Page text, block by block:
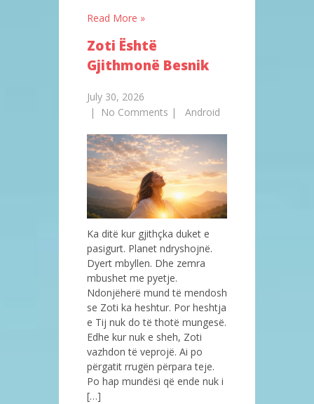
Read More »
Zoti Është
Gjithmonë Besnik
July 30, 2026
|
No Comments | Android
Ka ditë kur gjithçka duket e
pasigurt. Planet ndryshojnë.
Dyert mbyllen. Dhe zemra
mbushet me pyetje.
Ndonjëherë mund të mendosh
se Zoti ka heshtur. Por heshtja
e Tij nuk do të thotë mungesë.
Edhe kur nuk e sheh, Zoti
vazhdon të veprojë. Ai po
përgatit rrugën përpara teje.
Po hap mundësi që ende nuk i
[…]